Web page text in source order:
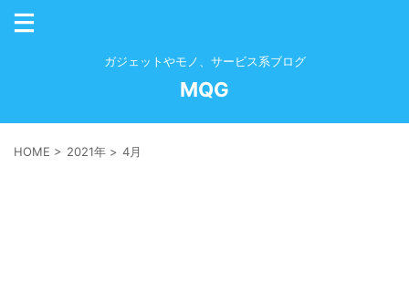
ガジェットやモノ、サービス系ブログ
MQG
HOME > 2021年 > 4月